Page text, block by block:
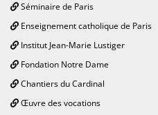
Séminaire de Paris
Enseignement catholique de Paris
Institut Jean-Marie Lustiger
Fondation Notre Dame
Chantiers du Cardinal
Œuvre des vocations